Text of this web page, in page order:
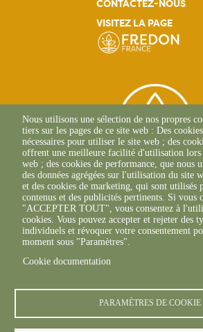
CONTACTEZ-NOUS
VISITEZ LA PAGE
2 Allée Du Lazio
69800 SAINT-
+33(0)4 37 43 40 70
footer6content
Nous utilisons une sélection de nos propres
tiers sur les pages de ce site web : Des
nécessaires pour utiliser le site web ; des
offrent une meilleure facilité d'utilisation
web ; des cookies de performance, que nous
des données agrégées sur l'utilisation du site
et des cookies de marketing, qui sont utilisés
contenus et des publicités pertinents. Si vous
"ACCEPTER TOUT", vous consentez à
cookies. Vous pouvez accepter et rejeter des
individuels et révoquer votre consentement
moment sous "Paramètres".
Cookie documentation
PARAMÈTRES DE COOKIE